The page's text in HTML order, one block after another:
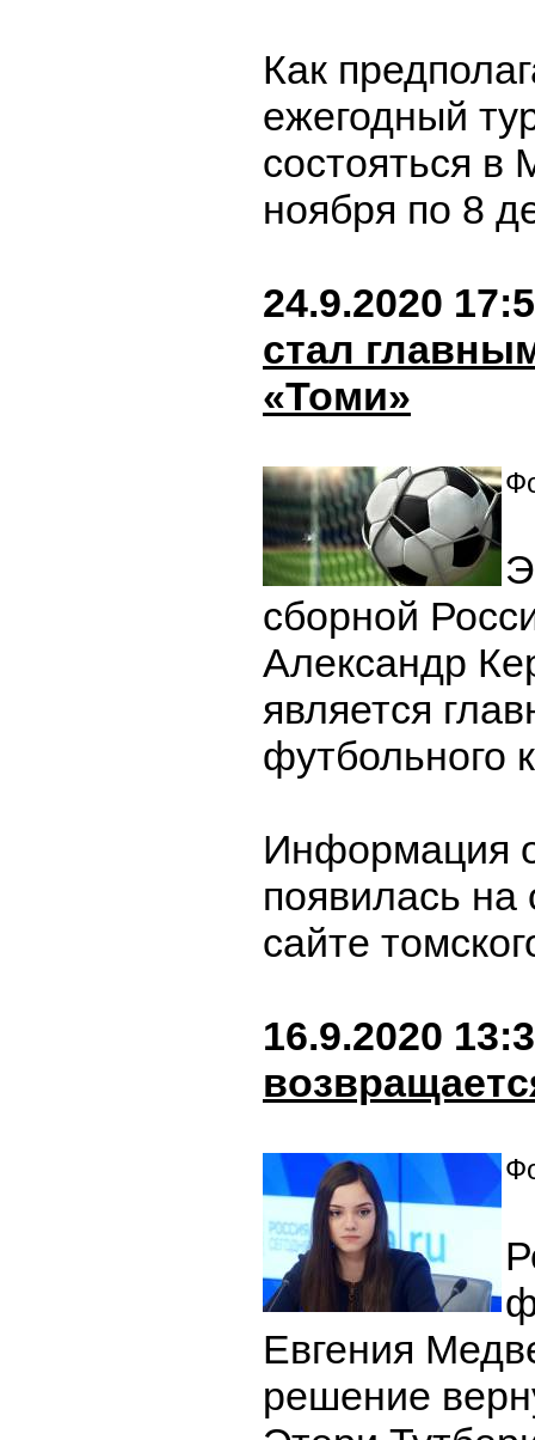
Как
ежегодный
состояться в
ноября по 8
24.9.2020
стал
«Томи»
сборной
Александр
является
футбольного
Информация
появилась
сайте
16.9.2020
Евгения
решение